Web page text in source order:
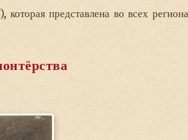
которая представлена во всех